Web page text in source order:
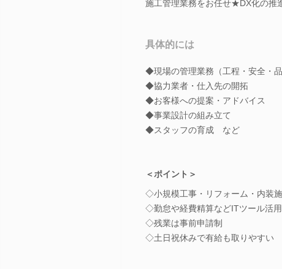
施工管理業務をお任せ★DX化の推
具体的には
◆現場の管理業務（工程・安全・品
◆協力業者・仕入先の開拓
◆お客様への提案・アドバイス
◆事業設計の組み立て
◆スタッフの育成 など
＜ポイント＞
◇小規模工事・リフォーム・内装
◇勤怠や経費精算などITツール活用
◇残業は事前申請制
◇土日祝休みで有給も取りやすい